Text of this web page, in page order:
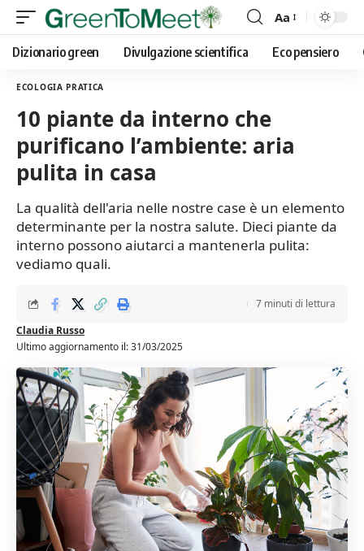
Font
Resizer
Aa
Dizionario green Divulgazione scientifica Eco pensiero
ECOLOGIA PRATICA
10 piante da interno che
purificano l’ambiente: aria
pulita in casa
La qualità dell'aria nelle nostre case è un elemento
determinante per la nostra salute. Dieci piante da
interno possono aiutarci a mantenerla pulita:
vediamo quali.
Ultimo aggiornamento il: 31/03/2025
Claudia Russo
7 minuti di lettura